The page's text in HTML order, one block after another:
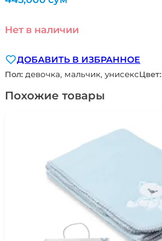
Нет в наличии
ДОБАВИТЬ В ИЗБРАННОЕ
Пол: девочка, мальчик, унисексЦвет:
Похожие товары